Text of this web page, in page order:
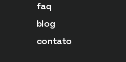
faq
blog
contato